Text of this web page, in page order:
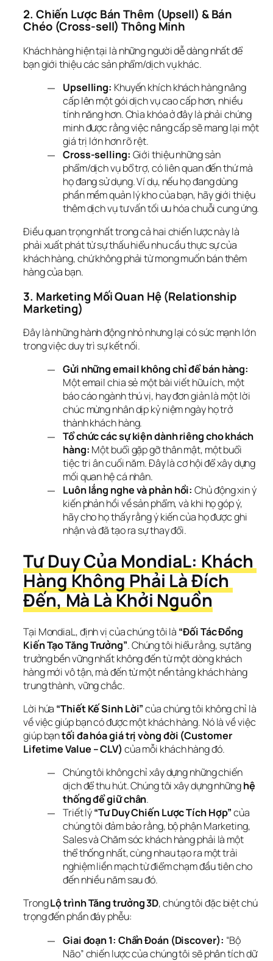
2. Chiến Lược Bán Thêm (Upsell) & Bán
Chéo (Cross-sell) Thông Minh
Khách hàng hiện tại là những người dễ dàng nhất để
bạn giới thiệu các sản phẩm/dịch vụ khác.
Upselling: Khuyến khích khách hàng nâng
cấp lên một gói dịch vụ cao cấp hơn, nhiều
tính năng hơn. Chìa khóa ở đây là phải chứng
minh được rằng việc nâng cấp sẽ mang lại một
giá trị lớn hơn rõ rệt.
Cross-selling: Giới thiệu những sản
phẩm/dịch vụ bổ trợ, có liên quan đến thứ mà
họ đang sử dụng. Ví dụ, nếu họ đang dùng
phần mềm quản lý kho của bạn, hãy giới thiệu
thêm dịch vụ tư vấn tối ưu hóa chuỗi cung ứng.
Điều quan trọng nhất trong cả hai chiến lược này là
phải xuất phát từ sự thấu hiểu nhu cầu thực sự của
khách hàng, chứ không phải từ mong muốn bán thêm
hàng của bạn.
3. Marketing Mối Quan Hệ (Relationship
Marketing)
Đây là những hành động nhỏ nhưng lại có sức mạnh lớn
trong việc duy trì sự kết nối.
Gửi những email không chỉ để bán hàng:
Một email chia sẻ một bài viết hữu ích, một
báo cáo ngành thú vị, hay đơn giản là một lời
chúc mừng nhân dịp kỷ niệm ngày họ trở
thành khách hàng.
Tổ chức các sự kiện dành riêng cho khách
hàng: Một buổi gặp gỡ thân mật, một buổi
tiệc tri ân cuối năm. Đây là cơ hội để xây dựng
mối quan hệ cá nhân.
Luôn lắng nghe và phản hồi: Chủ động xin ý
kiến phản hồi về sản phẩm, và khi họ góp ý,
hãy cho họ thấy rằng ý kiến của họ được ghi
nhận và đã tạo ra sự thay đổi.
Tư Duy Của MondiaL: Khách
Hàng Không Phải Là Đích
Đến, Mà Là Khởi Nguồn
Tại MondiaL, định vị của chúng tôi là “Đối Tác Đồng
Kiến Tạo Tăng Trưởng”. Chúng tôi hiểu rằng, sự tăng
trưởng bền vững nhất không đến từ một dòng khách
hàng mới vô tận, mà đến từ một nền tảng khách hàng
trung thành, vững chắc.
Lời hứa “Thiết Kế Sinh Lời” của chúng tôi không chỉ là
về việc giúp bạn có được một khách hàng. Nó là về việc
giúp bạn tối đa hóa giá trị vòng đời (Customer
Lifetime Value – CLV) của mỗi khách hàng đó.
Chúng tôi không chỉ xây dựng những chiến
dịch để thu hút. Chúng tôi xây dựng nhữnghệ
thống để giữ chân.
Triết lý“Tư Duy Chiến Lược Tích Hợp”của
chúng tôi đảm bảo rằng, bộ phận Marketing,
Sales và Chăm sóc khách hàng phải là một
thể thống nhất, cùng nhau tạo ra một trải
nghiệm liền mạch từ điểm chạm đầu tiên cho
đến nhiều năm sau đó.
Trong Lộ trình Tăng trưởng 3D, chúng tôi đặc biệt chú
trọng đến phần đáy phễu:
Giai đoạn 1: Chẩn Đoán (Discover): “Bộ
Não” chiến lược của chúng tôi sẽ phân tích dữ